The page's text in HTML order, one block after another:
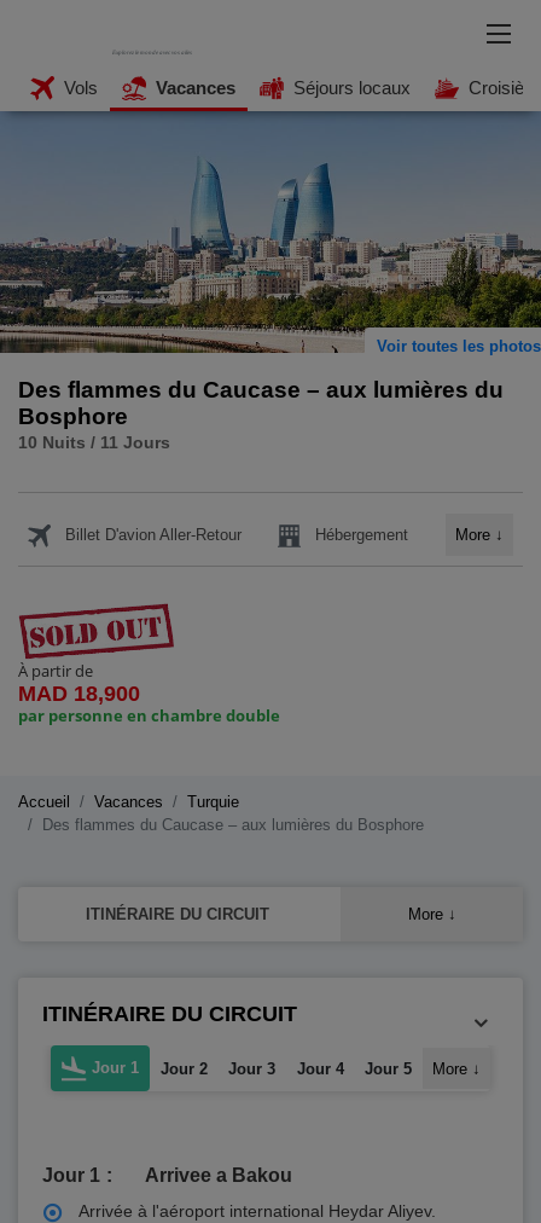
Vols Vacances Séjours locaux
Voir toutes les photos
Des flammes du Caucase – aux lumières du
Bosphore
10 Nuits / 11 Jours
Billet D'avion Aller-Retour Hébergement More ↓
À partir de
MAD 18,900
par personne en chambre double
Accueil Vacances
Turquie
Des flammes du Caucase – aux lumières du Bosphore
ITINÉRAIRE DU CIRCUIT More ↓
ITINÉRAIRE DU CIRCUIT
Jour 1 Jour 2 Jour 3 Jour 4 Jour 5 More ↓
Jour 1 Arrivee a Bakou
Arrivée à l'aéroport international Heydar Aliyev.